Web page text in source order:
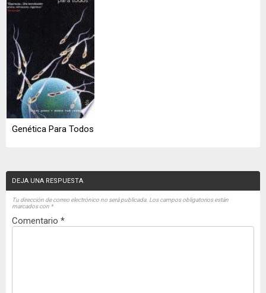
Genética Para Todos
DEJA UNA RESPUESTA
Tu dirección de correo electrónico no será publicada. Los campos obligatorios están
marcados con *
Comentario *